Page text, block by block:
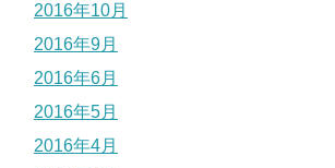
2016年10月
2016年9月
2016年6月
2016年5月
2016年4月